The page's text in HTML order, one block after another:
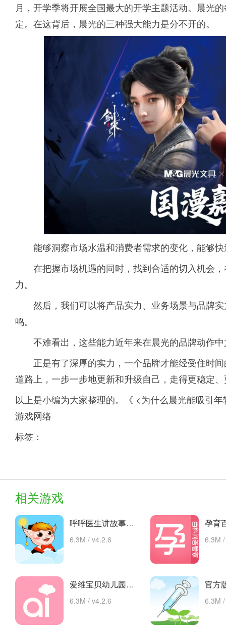
月，开学季将开展全国最大的开学主题活动。晨光
定。在这背后，晨光的三种强大能力是分不开的。
能够洞察市场水温和消费者需求的变化，能够
在把握市场机遇的同时，找到合适的切入机会
力。
然后，我们可以将产品实力、业务场景与品牌
鸣。
不难看出，这些能力近年来在晨光的品牌动作
正是有了深厚的实力，一个品牌才能经受住时
道路上，一步一步地更新和升级自己，走得更稳定
以上是小编为大家整理的。《 <为什么晨光能吸引
游戏网络
标签：
相关游戏
呼呼医生讲故事手机版的故事 安卓下载
6.3M / v4.2.6 6.3M
爱维宝贝幼儿园管理平台 app下载
6.3M / v4.2.6 6.3M